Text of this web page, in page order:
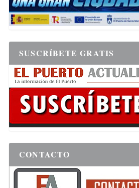
SUSCRÍBETE GRATIS
CONTACTO